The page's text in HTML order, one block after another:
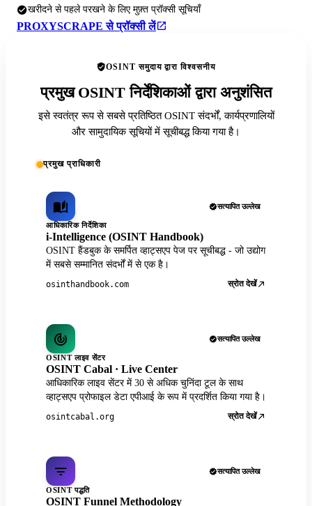
खरीदने से पहले परखने के लिए मुफ़्त प्रॉक्सी सूचियाँ
PROXYSCRAPE से प्रॉक्सी लें
OSINT समुदाय द्वारा विश्वसनीय
प्रमुख OSINT निर्देशिकाओं द्वारा अनुशंसित
इसे स्वतंत्र रूप से सबसे प्रतिष्ठित OSINT संदर्भों, कार्यप्रणालियों
और सामुदायिक सूचियों में सूचीबद्ध किया गया है।
प्रमुख प्राधिकारी
सत्यापित उल्लेख
आधिकारिक निर्देशिका
i-Intelligence (OSINT Handbook)
OSINT हैंडबुक के समर्पित व्हाट्सएप पेज पर सूचीबद्ध - जो उद्योग
में सबसे सम्मानित संदर्भों में से एक है।
osinthandbook.com स्रोत देखें
सत्यापित उल्लेख
OSINT लाइव सेंटर
OSINT Cabal · Live Center
आधिकारिक लाइव सेंटर में 30 से अधिक चुनिंदा टूल के साथ
व्हाट्सएप प्रोफाइल डेटा एपीआई के रूप में प्रदर्शित किया गया है।
osintcabal.org स्रोत देखें
सत्यापित उल्लेख
OSINT पद्धति
OSINT Funnel Methodology